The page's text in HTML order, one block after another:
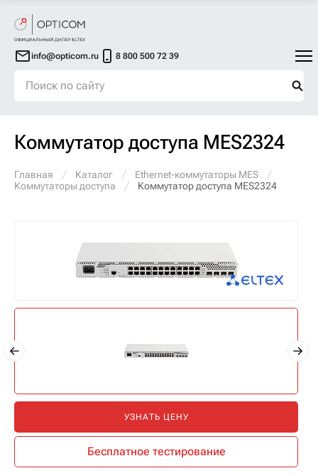
info@opticom.ru 8 800 500 72 39
Коммутатор доступа MES2324
Главная Каталог
Ethernet-коммутаторы MES
Коммутаторы доступа
Коммутатор доступа MES2324
УЗНАТЬ ЦЕНУ
Бесплатное тестирование